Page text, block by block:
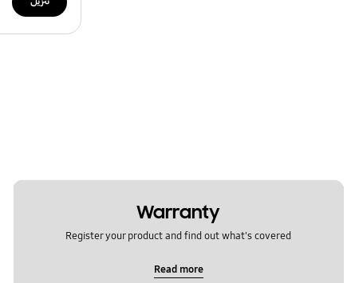
Warranty
Register your product and find out what's covered
Read more